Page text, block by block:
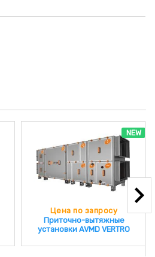
NEW
Цена по запросу
Приточно-вытяжные
установки AVMD VERTRO